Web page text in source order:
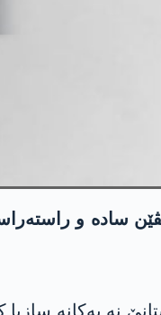
سادە و
نە یەکانە سازیا